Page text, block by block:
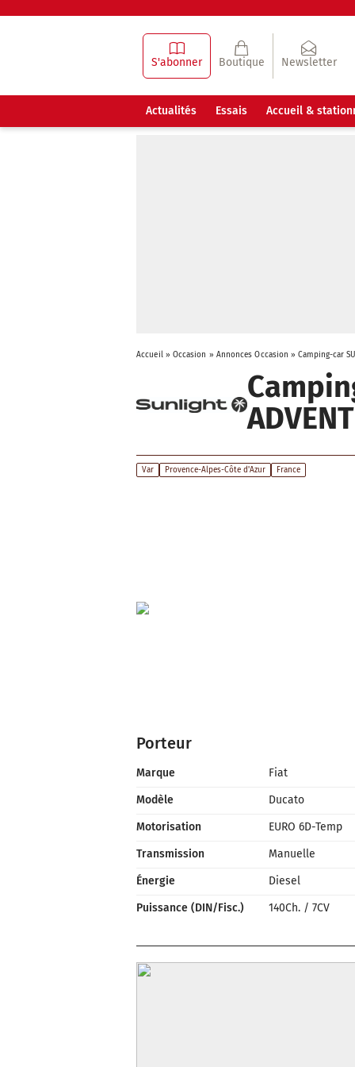
S'abonner Boutique Newsletter
Actualités Essais Accueil &
Accueil» Occasion » Annonces Occasion »Camping-car
Var Provence-Alpes-Côte d'Azur France
Porteur
Marque
Fiat
Modèle
Ducato
Motorisation
EURO 6D-Temp
Transmission
Manuelle
Énergie
Diesel
Puissance (DIN/Fisc.)
140Ch./ 7CV